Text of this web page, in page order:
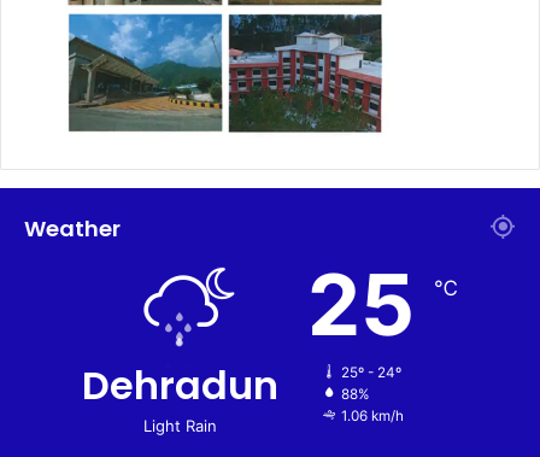
Weather
Dehradun
Light Rain
25 ℃
25º - 24º
88%
1.06 km/h